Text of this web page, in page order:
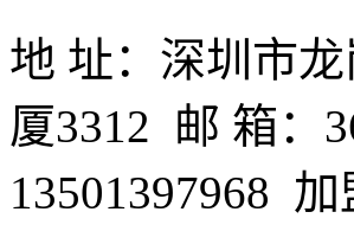
地 址：深圳市
厦3312 邮 箱：
13501397968